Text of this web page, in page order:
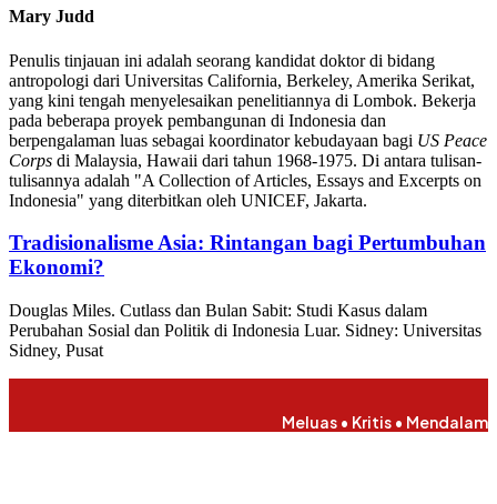
Mary Judd
Penulis tinjauan ini adalah seorang kandidat doktor di bidang
antropologi dari Universitas California, Berkeley, Amerika Serikat,
yang kini tengah menyelesaikan penelitiannya di Lombok. Bekerja
pada beberapa proyek pembangunan di Indonesia dan
berpengalaman luas sebagai koordinator kebudayaan bagi US Peace
Corps di Malaysia, Hawaii dari tahun 1968-1975. Di antara tulisan-
tulisannya adalah "A Collection of Articles, Essays and Excerpts on
Indonesia" yang diterbitkan oleh UNICEF, Jakarta.
Tradisionalisme Asia: Rintangan bagi Pertumbuhan
Ekonomi?
Douglas Miles. Cutlass dan Bulan Sabit: Studi Kasus dalam
Perubahan Sosial dan Politik di Indonesia Luar. Sidney: Universitas
Sidney, Pusat
Meluas • Kritis • Mendalam